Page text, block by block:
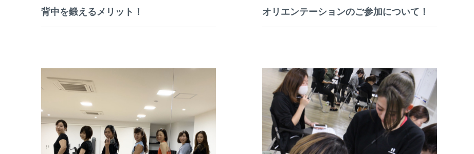
背中を鍛えるメリット！ オリエンテーションのご参加について！